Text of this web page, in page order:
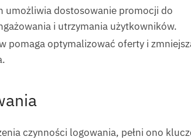
umożliwia dostosowanie promocji do
i utrzymania użytkowników.
pomaga optymalizować oferty i
czynności logowania, pełni ono